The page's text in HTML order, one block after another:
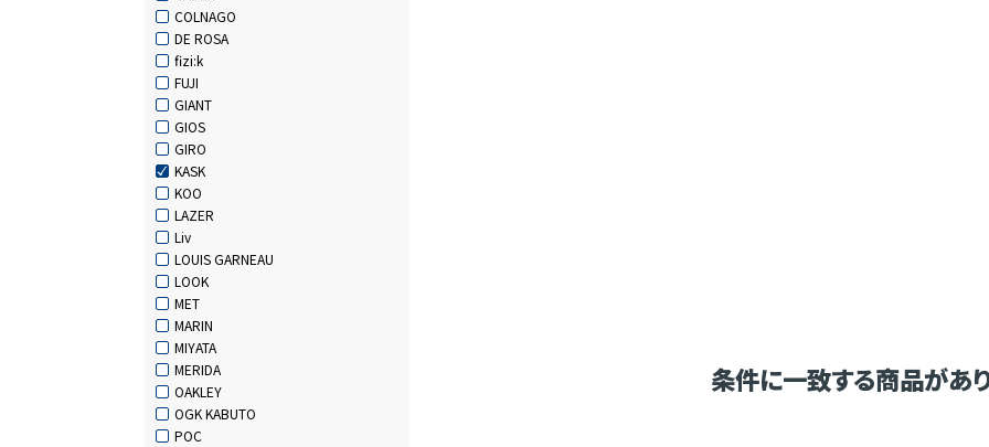
COLNAGO
DE ROSA
fizi:k
FUJI
GIANT
GIOS
GIRO
KASK
KOO
LAZER
Liv
LOUIS GARNEAU
LOOK
MET
MARIN
MIYATA
MERIDA
OAKLEY
OGK KABUTO
POC
条件に一致する商品があ